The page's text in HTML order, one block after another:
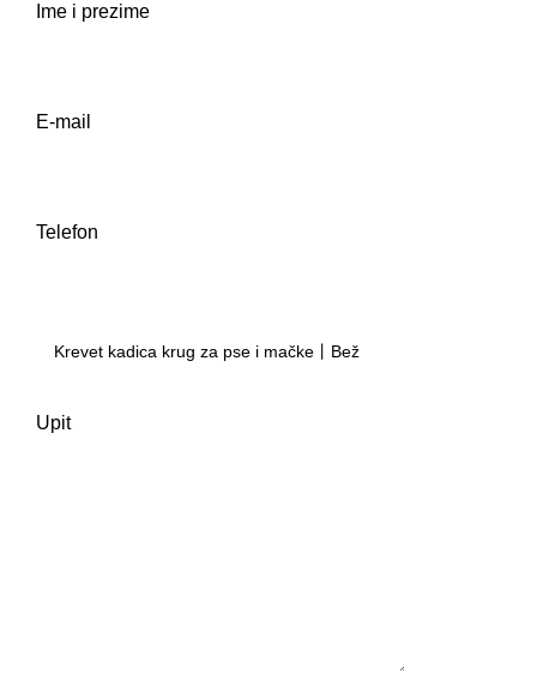
Ime i prezime
E-mail
Telefon
Upit